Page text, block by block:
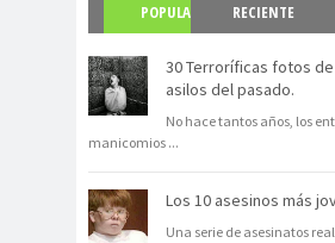
POPULA
R
RECIENTE
30 Terroríficas fotos
asilos del pasado.
No hace tantos años, los
manicomios ...
Los 10 asesinos más
Una serie de asesinatos